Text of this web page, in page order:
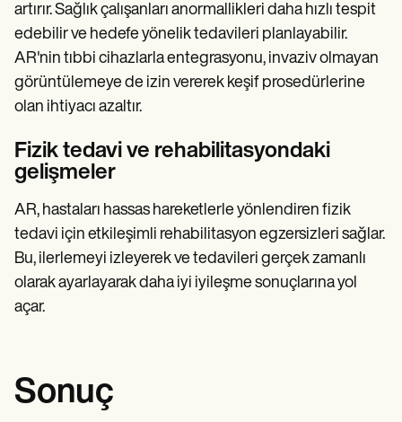
artırır. Sağlık çalışanları anormallikleri daha hızlı tespit
edebilir ve hedefe yönelik tedavileri planlayabilir.
AR'nin tıbbi cihazlarla entegrasyonu, invaziv olmayan
görüntülemeye de izin vererek keşif prosedürlerine
olan ihtiyacı azaltır.
Fizik tedavi ve rehabilitasyondaki
gelişmeler
AR, hastaları hassas hareketlerle yönlendiren fizik
tedavi için etkileşimli rehabilitasyon egzersizleri sağlar.
Bu, ilerlemeyi izleyerek ve tedavileri gerçek zamanlı
olarak ayarlayarak daha iyi iyileşme sonuçlarına yol
açar.
Sonuç